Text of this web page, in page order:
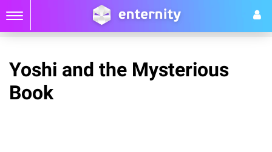
Yoshi and the Mysterious
Book